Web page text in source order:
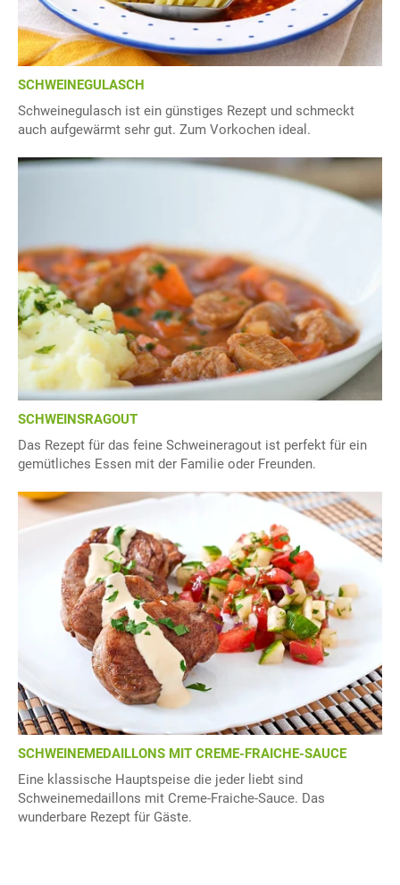
SCHWEINEGULASCH
Schweinegulasch ist ein günstiges Rezept und schmeckt
auch aufgewärmt sehr gut. Zum Vorkochen ideal.
SCHWEINSRAGOUT
Das Rezept für das feine Schweineragout ist perfekt für ein
gemütliches Essen mit der Familie oder Freunden.
SCHWEINEMEDAILLONS MIT CREME-FRAICHE-SAUCE
Eine klassische Hauptspeise die jeder liebt sind
Schweinemedaillons mit Creme-Fraiche-Sauce. Das
wunderbare Rezept für Gäste.